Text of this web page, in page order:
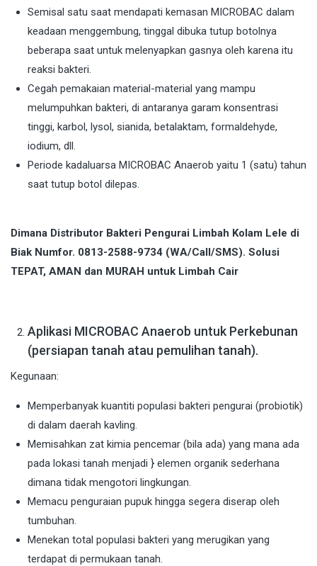
Semisal satu saat mendapati kemasan MICROBAC dalam
keadaan menggembung, tinggal dibuka tutup botolnya
beberapa saat untuk melenyapkan gasnya oleh karena itu
reaksi bakteri.
Cegah pemakaian material-material yang mampu
melumpuhkan bakteri, di antaranya garam konsentrasi
tinggi, karbol, lysol, sianida, betalaktam, formaldehyde,
iodium, dll.
Periode kadaluarsa MICROBAC Anaerob yaitu 1 (satu) tahun
saat tutup botol dilepas.
Dimana Distributor Bakteri Pengurai Limbah Kolam Lele di
Biak Numfor. 0813-2588-9734 (WA/Call/SMS). Solusi
TEPAT, AMAN dan MURAH untuk Limbah Cair
Aplikasi MICROBAC Anaerob untuk Perkebunan
(persiapan tanah atau pemulihan tanah).
Kegunaan:
Memperbanyak kuantiti populasi bakteri pengurai (probiotik)
di dalam daerah kavling.
Memisahkan zat kimia pencemar (bila ada) yang mana ada
pada lokasi tanah menjadi } elemen organik sederhana
dimana tidak mengotori lingkungan.
Memacu penguraian pupuk hingga segera diserap oleh
tumbuhan.
Menekan total populasi bakteri yang merugikan yang
terdapat di permukaan tanah.